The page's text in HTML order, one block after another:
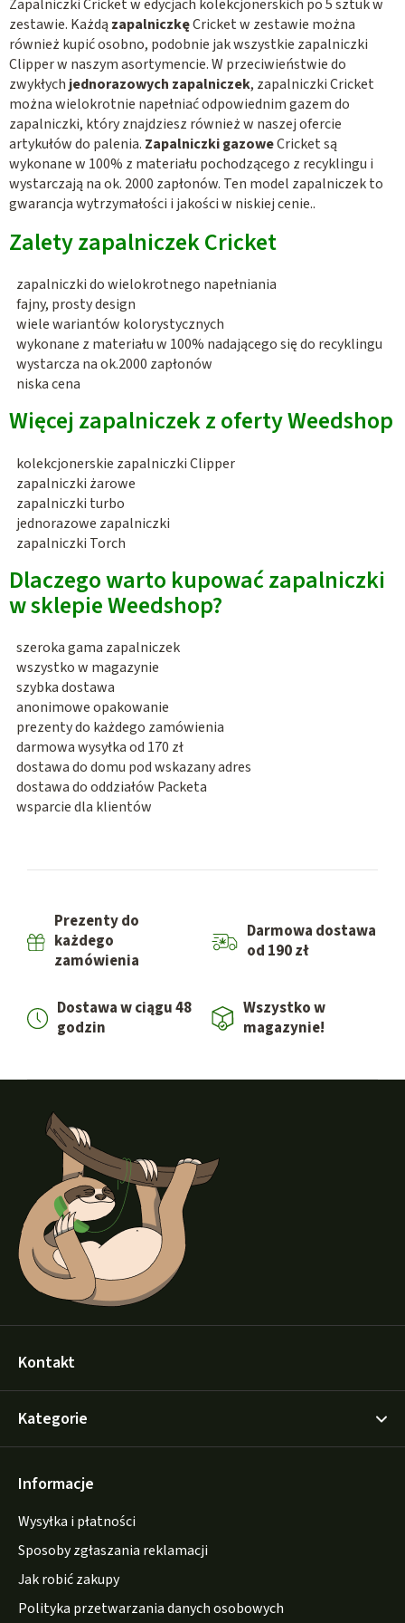
r
o
l
k
i
l
i
s
t
y
Zapalniczki Cricket w edycjach kolekcjonerskich po 5 sztuk w
zestawie. Każdą zapalniczkęCricket w zestawie można
również kupić osobno, podobnie jak wszystkie zapalniczki
Clipper w naszym asortymencie. W przeciwieństwie do
zwykłych jednorazowych zapalniczek, zapalniczki Cricket
można wielokrotnie napełniać odpowiednim gazem do
zapalniczki, który znajdziesz również w naszej ofercie
artykułów do palenia. Zapalniczki gazoweCricket są
wykonane w 100% z materiału pochodzącego z recyklingu i
wystarczają na ok. 2000 zapłonów. Ten model zapalniczek to
gwarancja wytrzymałości i jakości w niskiej cenie..
Zalety zapalniczek Cricket
zapalniczki do wielokrotnego napełniania
fajny, prosty design
wiele wariantów kolorystycznych
wykonane z materiału w 100% nadającego się do recyklingu
wystarcza na ok.2000 zapłonów
niska cena
Więcej zapalniczek z oferty Weedshop
kolekcjonerskie zapalniczki Clipper
zapalniczki żarowe
zapalniczki turbo
jednorazowe zapalniczki
zapalniczki Torch
Dlaczego warto kupować zapalniczki
w sklepie Weedshop?
szeroka gama zapalniczek
wszystko w magazynie
szybka dostawa
anonimowe opakowanie
prezenty do każdego zamówienia
darmowa wysyłka od 170 zł
dostawa do domu pod wskazany adres
dostawa do oddziałów Packeta
wsparcie dla klientów
Prezenty do
każdego
zamówienia
Darmowa dostawa
od 190 zł
Dostawa w ciągu 48
godzin
Wszystko w
magazynie!
S
Kontakt
Kategorie
Informacje
Wysyłka i płatności
Sposoby zgłaszania reklamacji
Jak robić zakupy
Polityka przetwarzania danych osobowych